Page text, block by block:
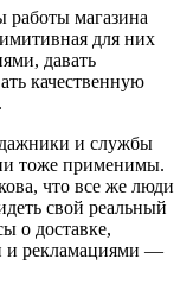
магазина
для них
давать
качественную
и службы
тоже применимы.
что все же люди
свой реальный
о доставке,
и рекламациями —